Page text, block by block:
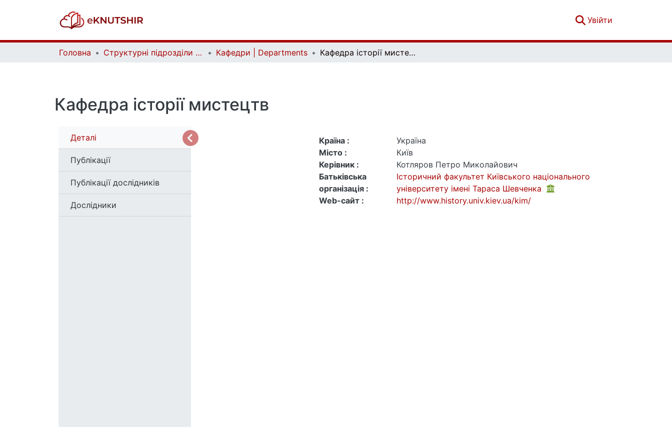
Увійти
Головна Структурні підрозділи Київського національного університету імені Тараса Шевченка та Організації | Faculties, Institutes and Departments of Taras Shevchenko National University of Kyiv and Organizations Кафедри | Departments Кафедра історії мистецтв
Кафедра історії мистецтв
Деталі
Публікації
Публікації дослідників
Дослідники
Країна :
Україна
Місто :
Київ
Керівник :
Котляров Петро Миколайович
Батьківська
організація :
Історичний факультет Київського національного
університету імені Тараса Шевченка
Web-сайт :
http://www.history.univ.kiev.ua/kim/